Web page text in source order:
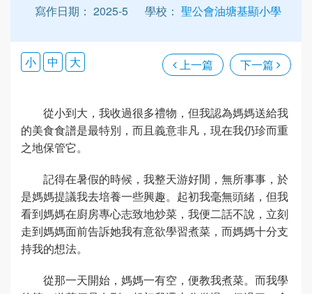
寫作日期： 2025-5
學校： 聖公會油塘基顯小學
上一篇 下一篇
小 中 大
從小到大，我收過很多禮物，但我認為媽媽送給我
的美食食譜是最特別，而且義意非凡，現在我仍珍而重
之地保管它。
記得在暑假的時候，我整天游好閒，無所事事，於
是媽媽提議我去培養一些興趣。起初我毫無頭緒，但我
看到媽媽在廚房專心志致地炒菜，我便二話不說，立刻
走到媽媽面前告訴她我有意欲學習煮菜，而媽媽十分支
持我的想法。
從那一天開始，媽媽一有空，便教我煮菜。而我學